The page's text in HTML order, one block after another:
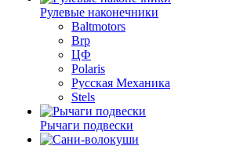
Рулевые наконечники
Baltmotors
Brp
ЦФ
Polaris
Русская Механика
Stels
Рычаги подвески